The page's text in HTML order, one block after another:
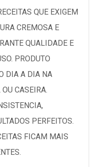
QUE EXIGEM
CREMOSA E
QUALIDADE E
PRODUTO
DIA A DIA NA
CASEIRA.
PERFEITOS.
FICAM MAIS